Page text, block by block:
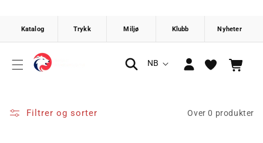
innholdet
S
NB
inn
Handlekurv
Filtrer og sorter Over 0 produkter